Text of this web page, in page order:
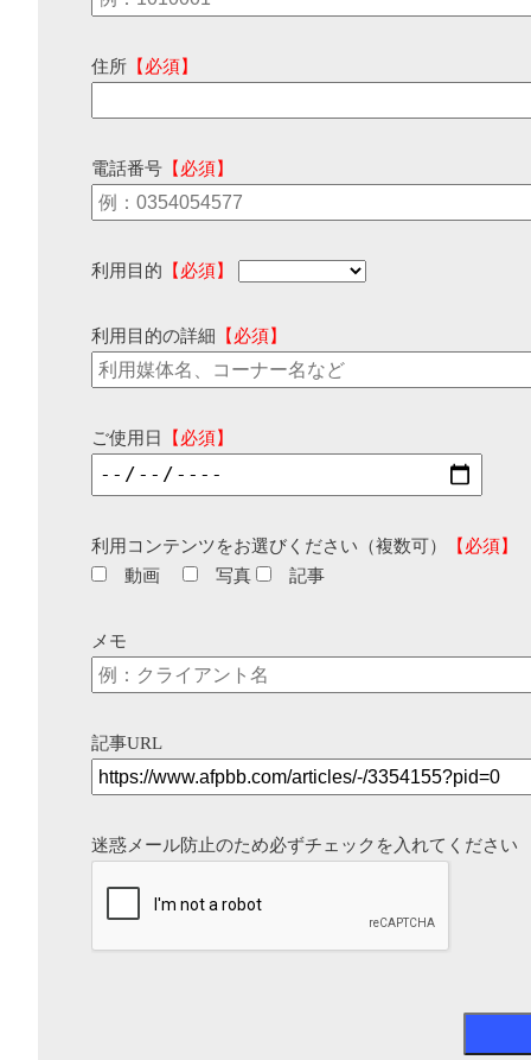
住所 【必須】
電話番号 【必須】
利用目的 【必須】
利用目的の詳細 【必須】
ご使用日 【必須】
利用コンテンツをお選びください（複数可）
【必須】
動画
写真 記事
メモ
記事URL
迷惑メール防止のため必ずチェックを入れてください